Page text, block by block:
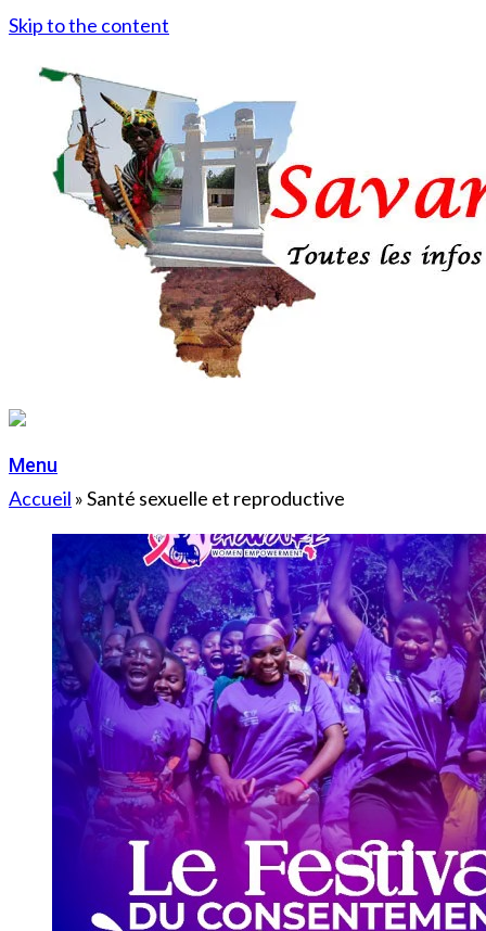
Skip to the content
Menu
Accueil »Santé sexuelle et reproductive